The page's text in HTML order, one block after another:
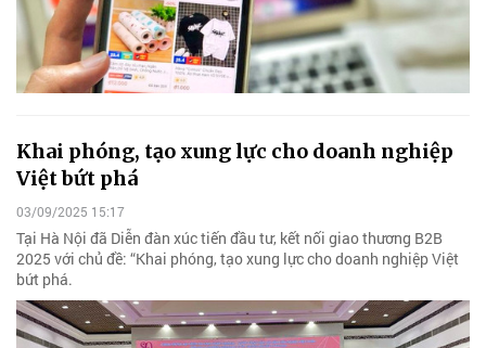
Khai phóng, tạo xung lực cho doanh nghiệp
Việt bứt phá
03/09/2025 15:17
Tại Hà Nội đã Diễn đàn xúc tiến đầu tư, kết nối giao thương B2B
2025 với chủ đề: “Khai phóng, tạo xung lực cho doanh nghiệp Việt
bứt phá.